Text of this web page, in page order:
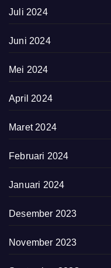
Juli 2024
Juni 2024
Mei 2024
April 2024
Maret 2024
Februari 2024
Januari 2024
Desember 2023
November 2023